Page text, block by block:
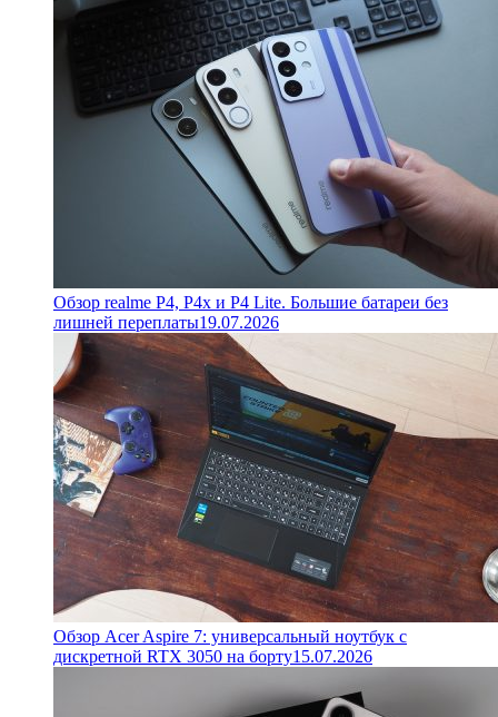
Обзор realme P4, P4x и P4 Lite. Большие батареи без
лишней переплаты19.07.2026
Обзор Acer Aspire 7: универсальный ноутбук с
дискретной RTX 3050 на борту15.07.2026